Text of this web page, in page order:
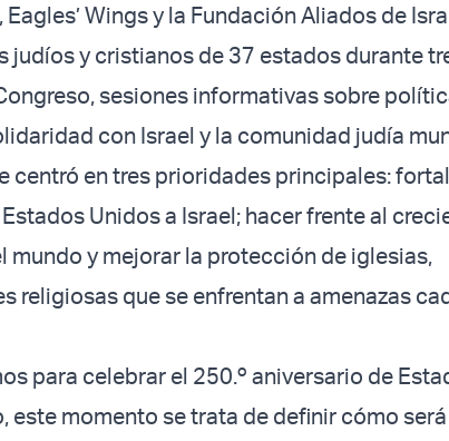
Eagles’ Wings y la Fundación Aliados de
judíos y cristianos de 37 estados durante
sesiones informativas sobre
con Israel y la comunidad judía
centró en tres prioridades principales:
Unidos a Israel; hacer frente al
y mejorar la protección de iglesias,
religiosas que se enfrentan a amenazas
para celebrar el 250.º aniversario de
este momento se trata de definir cómo